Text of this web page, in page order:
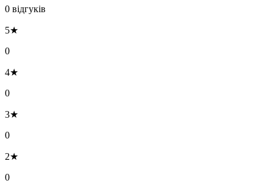
0 відгуків
5★
0
4★
0
3★
0
2★
0